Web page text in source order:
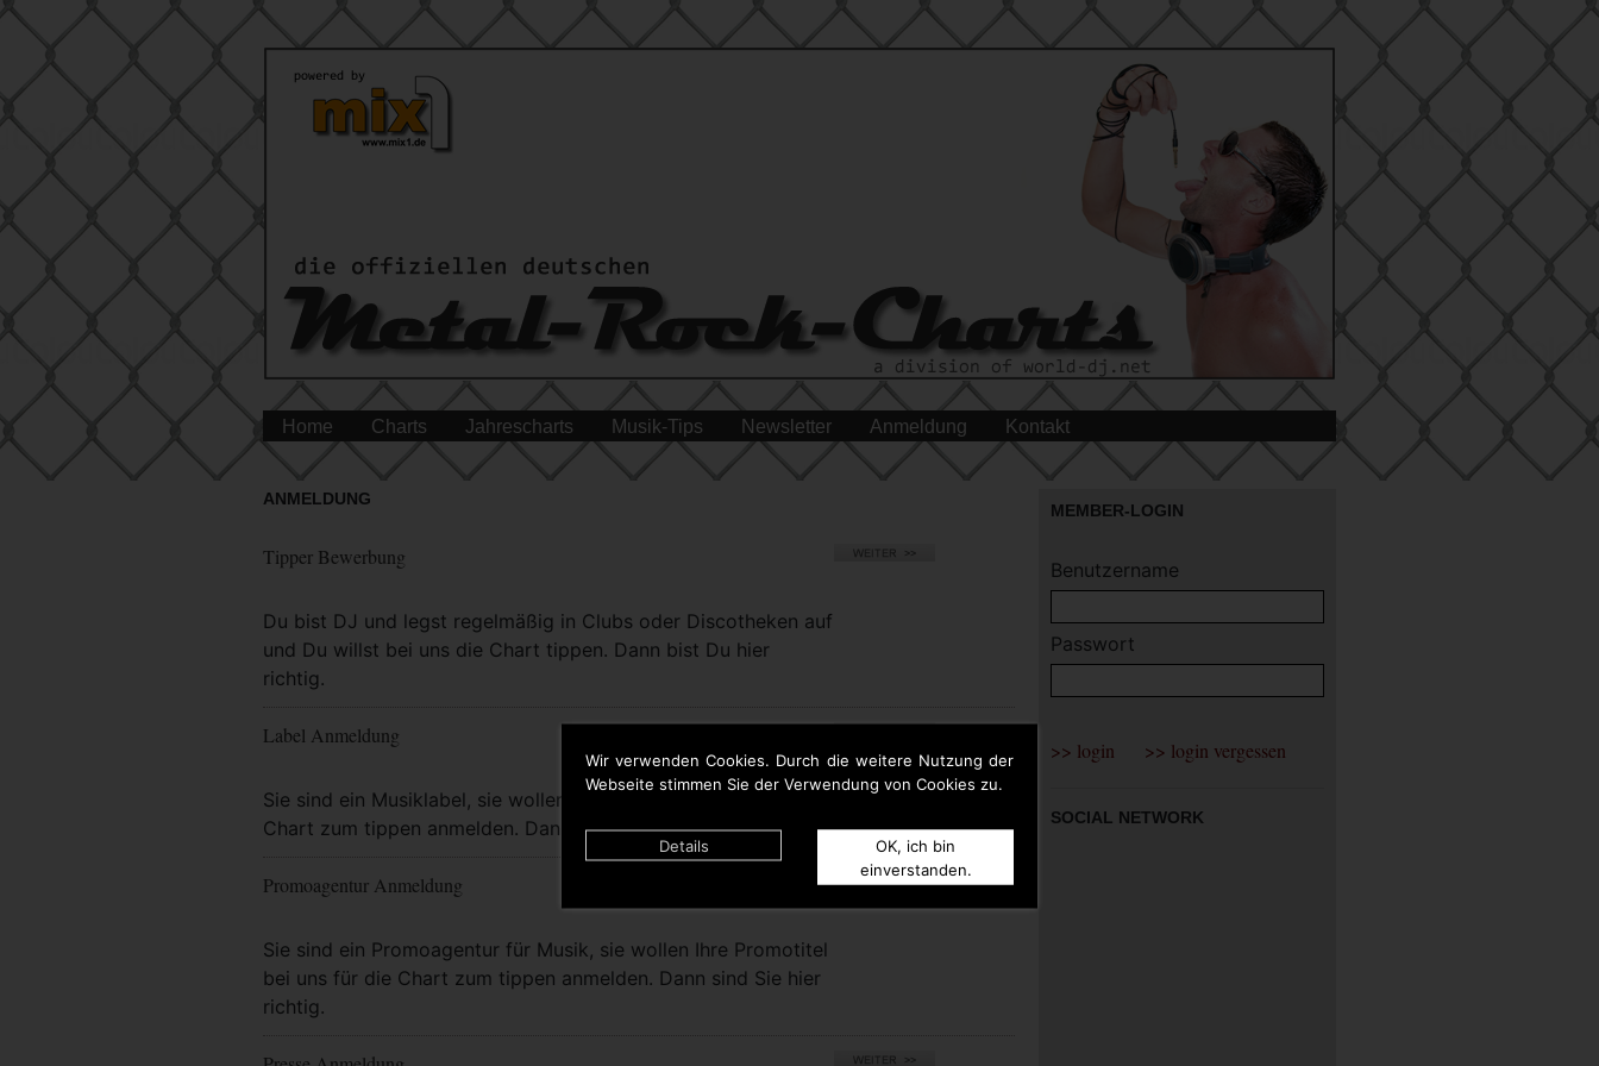
Wir verwenden Cookies. Durch die weitere Nutzung der
Webseite stimmen Sie der Verwendung von Cookies zu.
Details
OK, ich bin
einverstanden.
Home Charts Jahrescharts Musik-Tips Newsletter Anmeldung Kontakt
ANMELDUNG
Tipper Bewerbung
Du bist DJ und legst regelmäßig in Clubs oder Discotheken auf
und Du willst bei uns die Chart tippen. Dann bist Du hier
richtig.
Mehr Info
Label Anmeldung
Sie sind ein Musiklabel, sie wollen bei uns eigene Titel für die
Chart zum tippen anmelden. Dann sind Sie hier richtig.
Mehr Info
Promoagentur Anmeldung
Sie sind ein Promoagentur für Musik, sie wollen Ihre Promotitel
bei uns für die Chart zum tippen anmelden. Dann sind Sie hier
richtig.
Mehr Info
MEMBER-LOGIN
Benutzername
Passwort
SOCIAL NETWORK